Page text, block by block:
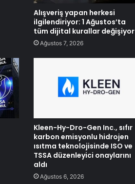
Alışveriş yapan herkesi
ilgilendiriyor: 1 Ağustos’ta
tüm dijital kurallar değişiyor
Ağustos 7, 2026
Kleen-Hy-Dro-Gen Inc., sıfır
karbon emisyonlu hidrojen
ısıtma teknolojisinde ISO ve
TSSA düzenleyici onaylarını
aldı
Ağustos 6, 2026